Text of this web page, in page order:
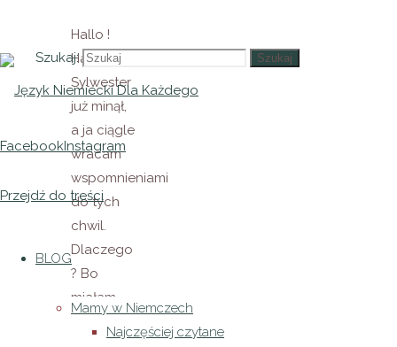
Szukaj: Szukaj
FacebookInstagram
Przejdź do treści
BLOG
Mamy w Niemczech
Najczęściej czytane
Hallo !
Hallo !
Sylwester
już minął,
a ja ciągle
wracam
wspomnieniami
do tych
chwil.
Dlaczego
? Bo
miałam